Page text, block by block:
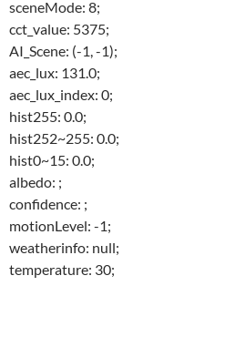
sceneMode: 8;
cct_value: 5375;
AI_Scene: (-1, -1);
aec_lux: 131.0;
aec_lux_index: 0;
hist255: 0.0;
hist252~255: 0.0;
hist0~15: 0.0;
albedo: ;
confidence: ;
motionLevel: -1;
weatherinfo: null;
temperature: 30;